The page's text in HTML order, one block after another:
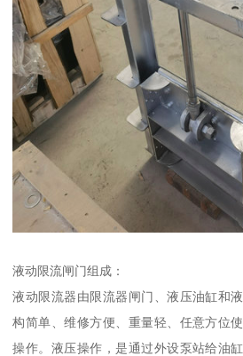
液动限流闸门组成：
液动限流器由限流器闸门、液压油缸和
构简单、维修方便、重量轻、任意方位
操作。液压操作，是通过外设泵站给油